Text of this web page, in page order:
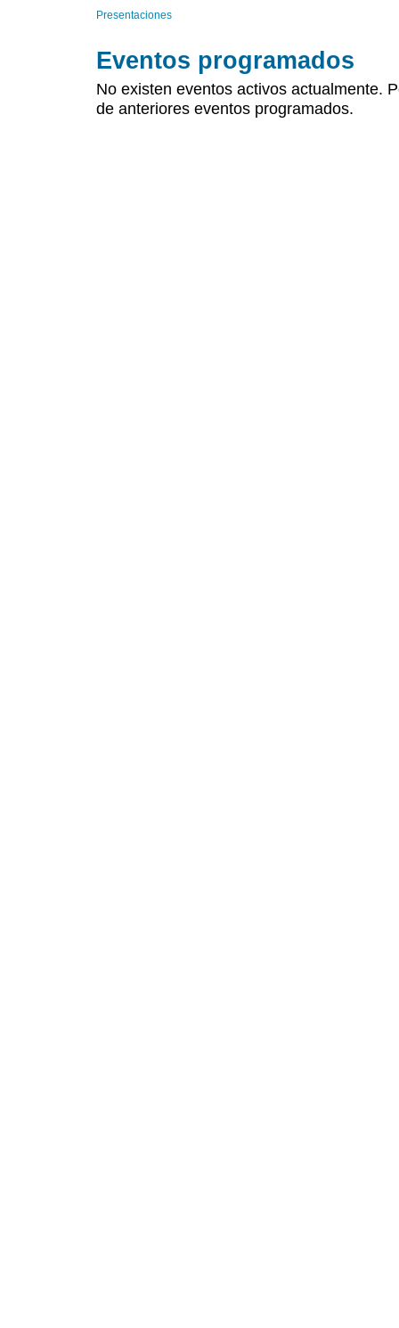
Presentaciones
Eventos programados
No existen eventos activos actualmente.
de anteriores eventos programados.